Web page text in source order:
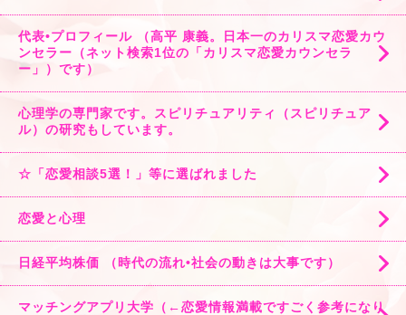
代表•プロフィール （高平 康義。日本一のカリスマ恋愛カウ
ンセラー（ネット検索1位の「カリスマ恋愛カウンセラ
ー」）です）
心理学の専門家です。スピリチュアリティ（スピリチュア
ル）の研究もしています。
☆「恋愛相談5選！」等に選ばれました
恋愛と心理
日経平均株価 （時代の流れ•社会の動きは大事です）
マッチングアプリ大学（←恋愛情報満載ですごく参考になり